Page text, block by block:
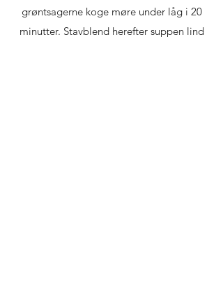
grøntsagerne koge møre under låg i 20
minutter. Stavblend herefter suppen lind